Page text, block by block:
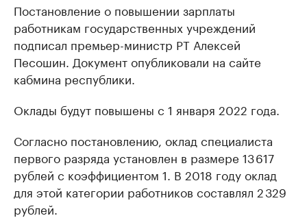
Постановление о повышении зарплаты
работникам государственных учреждений
подписал премьер-министр РТ Алексей
Песошин. Документ опубликовали на сайте
кабмина республики.
Оклады будут повышены с 1 января 2022 года.
Согласно постановлению, оклад специалиста
первого разряда установлен в размере 13 617
рублей с коэффициентом 1. В 2018 году оклад
для этой категории работников составлял 2 329
рублей.